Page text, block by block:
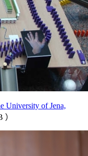
University of Jena,
）